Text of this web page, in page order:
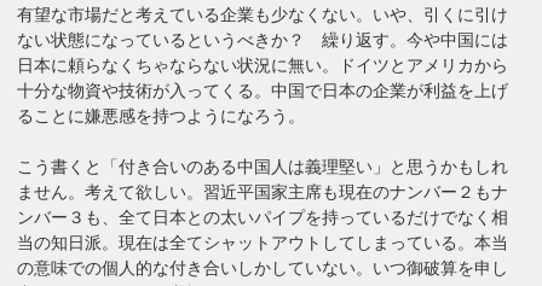
有望な市場だと考えている企業も少なくない。いや、引くに引け
ない状態になっているというべきか？ 繰り返す。今や中国には
日本に頼らなくちゃならない状況に無い。ドイツとアメリカから
十分な物資や技術が入ってくる。中国で日本の企業が利益を上げ
ることに嫌悪感を持つようになろう。
こう書くと「付き合いのある中国人は義理堅い」と思うかもしれ
ません。考えて欲しい。習近平国家主席も現在のナンバー２もナ
ンバー３も、全て日本との太いパイプを持っているだけでなく相
当の知日派。現在は全てシャットアウトしてしまっている。本当
の意味での個人的な付き合いしかしていない。いつ御破算を申し